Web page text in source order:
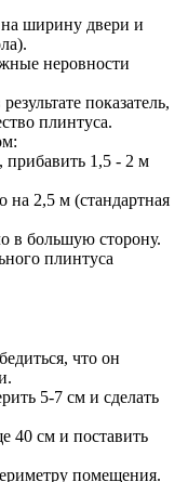
ширину двери и
неровности
показатель,
плинтуса.
прибавить 1,5 - 2 м
на 2,5 м (стандартная
в большую сторону.
плинтуса
что он
5-7 см и сделать
40 см и поставить
помещения.